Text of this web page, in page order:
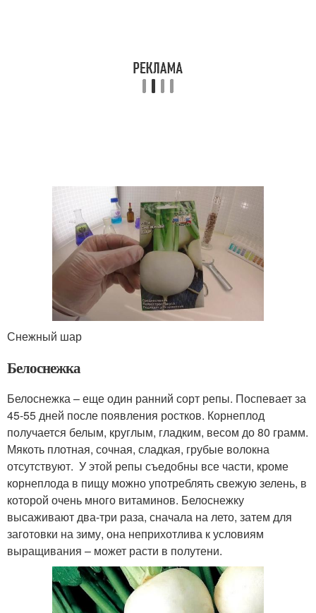
Снежный шар
Белоснежка
Белоснежка – еще один ранний сорт репы. Поспевает за
45-55 дней после появления ростков. Корнеплод
получается белым, круглым, гладким, весом до 80 грамм.
Мякоть плотная, сочная, сладкая, грубые волокна
отсутствуют. У этой репы съедобны все части, кроме
корнеплода в пищу можно употреблять свежую зелень, в
которой очень много витаминов. Белоснежку
высаживают два-три раза, сначала на лето, затем для
заготовки на зиму, она неприхотлива к условиям
выращивания – может расти в полутени.